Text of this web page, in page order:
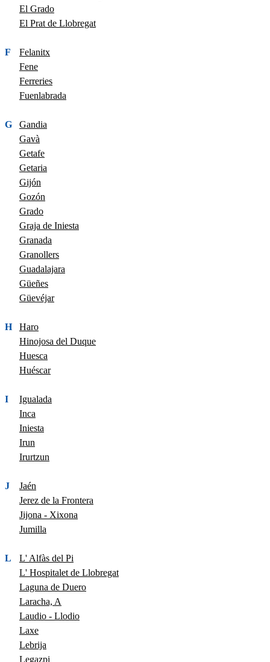
El Grado
El Prat de Llobregat
F
Felanitx
Fene
Ferreries
Fuenlabrada
G
Gandia
Gavà
Getafe
Getaria
Gijón
Gozón
Grado
Graja de Iniesta
Granada
Granollers
Guadalajara
Güeñes
Güevéjar
H
Haro
Hinojosa del Duque
Huesca
Huéscar
I
Igualada
Inca
Iniesta
Irun
Irurtzun
J
Jaén
Jerez de la Frontera
Jijona - Xixona
Jumilla
L
L' Alfàs del Pi
L' Hospitalet de Llobregat
Laguna de Duero
Laracha, A
Laudio - Llodio
Laxe
Lebrija
Legazpi